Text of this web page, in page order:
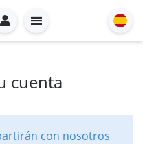
cuenta
con nosotros